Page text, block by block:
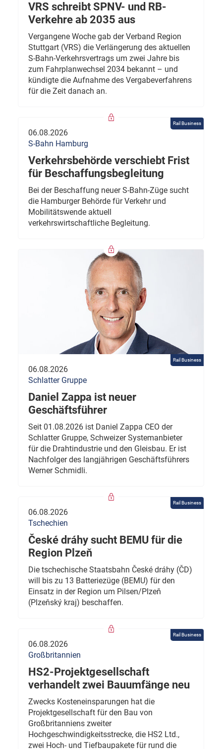
VRS schreibt SPNV- und RB-
Verkehre ab 2035 aus
Vergangene Woche gab der Verband Region
Stuttgart (VRS) die Verlängerung des aktuellen
S-Bahn-Verkehrsvertrags um zwei Jahre bis
zum Fahrplanwechsel 2034 bekannt – und
kündigte die Aufnahme des Vergabeverfahrens
für die Zeit danach an.
Rail Business
06.08.2026
S-Bahn Hamburg
Verkehrsbehörde verschiebt Frist
für Beschaffungsbegleitung
Bei der Beschaffung neuer S-Bahn-Züge sucht
die Hamburger Behörde für Verkehr und
Mobilitätswende aktuell
verkehrswirtschaftliche Begleitung.
Rail Business
06.08.2026
Schlatter Gruppe
Daniel Zappa ist neuer
Geschäftsführer
Seit 01.08.2026 ist Daniel Zappa CEO der
Schlatter Gruppe, Schweizer Systemanbieter
für die Drahtindustrie und den Gleisbau. Er ist
Nachfolger des langjährigen Geschäftsführers
Werner Schmidli.
Rail Business
06.08.2026
Tschechien
České dráhy sucht BEMU für die
Region Plzeň
Die tschechische Staatsbahn České dráhy (ČD)
will bis zu 13 Batteriezüge (BEMU) für den
Einsatz in der Region um Pilsen/Plzeň
(Plzeňský kraj) beschaffen.
Rail Business
06.08.2026
Großbritannien
HS2-Projektgesellschaft
verhandelt zwei Bauumfänge neu
Zwecks Kosteneinsparungen hat die
Projektgesellschaft für den Bau von
Großbritanniens zweiter
Hochgeschwindigkeitsstrecke, die HS2 Ltd.,
zwei Hoch- und Tiefbaupakete für rund die